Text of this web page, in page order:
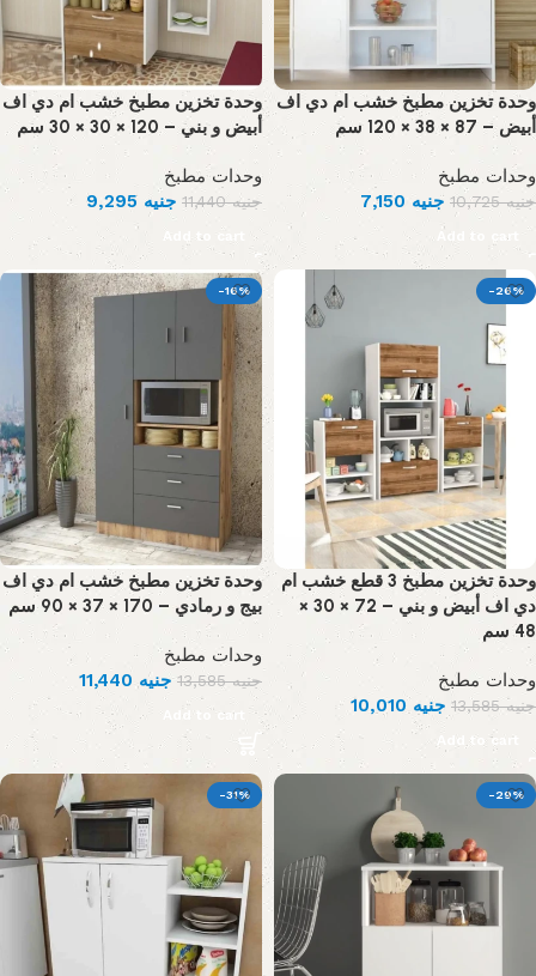
وحدة تخزين مطبخ خشب ام دي اف
أبيض – 87 × 38 × 120 سم
وحدات مطبخ
جنيه10,725 جنيه
Add to cart
وحدة تخزين مطبخ خشب ام دي اف
أبيض و بني – 120 × 30 × 30 سم
وحدات مطبخ
جنيه11,440 جنيه
Add to cart
-26%
وحدة تخزين مطبخ 3 قطع خشب ام
دي اف أبيض و بني – 72 × 30 ×
48 سم
وحدات مطبخ
جنيه13,585 جنيه
Add to cart
-16%
وحدة تخزين مطبخ خشب ام دي اف
بيج و رمادي – 170 × 37 × 90 سم
وحدات مطبخ
جنيه13,585 جنيه
Add to cart
-29%
-31%